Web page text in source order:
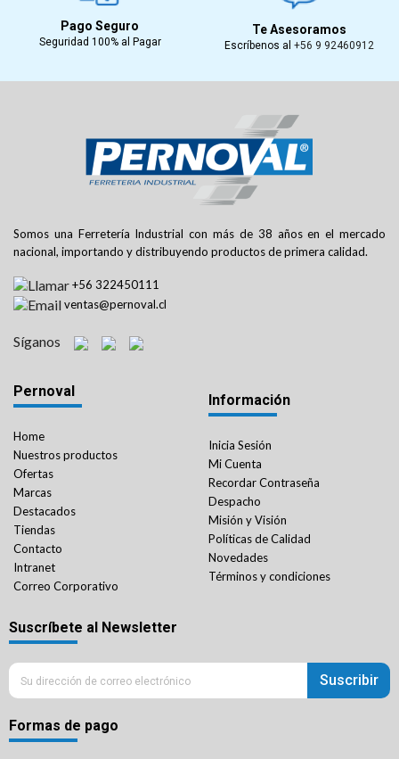
Pago Seguro
Seguridad 100% al Pagar
Te Asesoramos
Escríbenos al +56 9 92460912
Somos una Ferretería Industrial con más de 38 años en el mercado
nacional, importando y distribuyendo productos de primera calidad.
+56 322450111
ventas@pernoval.cl
Síganos
Pernoval
Home
Nuestros productos
Ofertas
Marcas
Destacados
Tiendas
Contacto
Intranet
Correo Corporativo
Información
Inicia Sesión
Mi Cuenta
Recordar Contraseña
Despacho
Misión y Visión
Políticas de Calidad
Novedades
Términos y condiciones
Suscríbete al Newsletter
Suscribir
Formas de pago